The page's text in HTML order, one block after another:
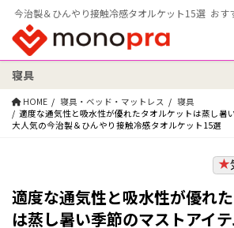
今治製＆ひんやり接触冷感タオルケット15選 おす
検索:
寝具
HOME 寝具・ベッド・マットレス
寝具
適度な通気性と吸水性が優れたタオルケットは蒸し暑
大人気の今治製＆ひんやり接触冷感タオルケット15選
適度な通気性と吸水性が優れ
は蒸し暑い季節のマストアイ